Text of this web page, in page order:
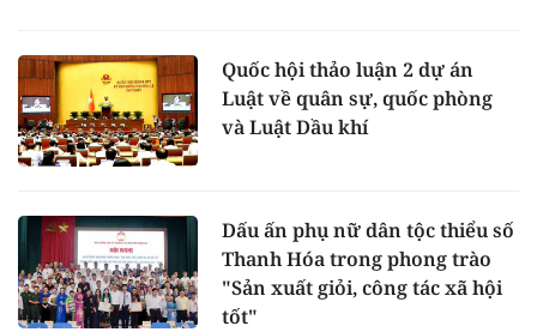
Quốc hội thảo luận 2 dự án
Luật về quân sự, quốc phòng
và Luật Dầu khí
Dấu ấn phụ nữ dân tộc thiểu số
Thanh Hóa trong phong trào
"Sản xuất giỏi, công tác xã hội
tốt"